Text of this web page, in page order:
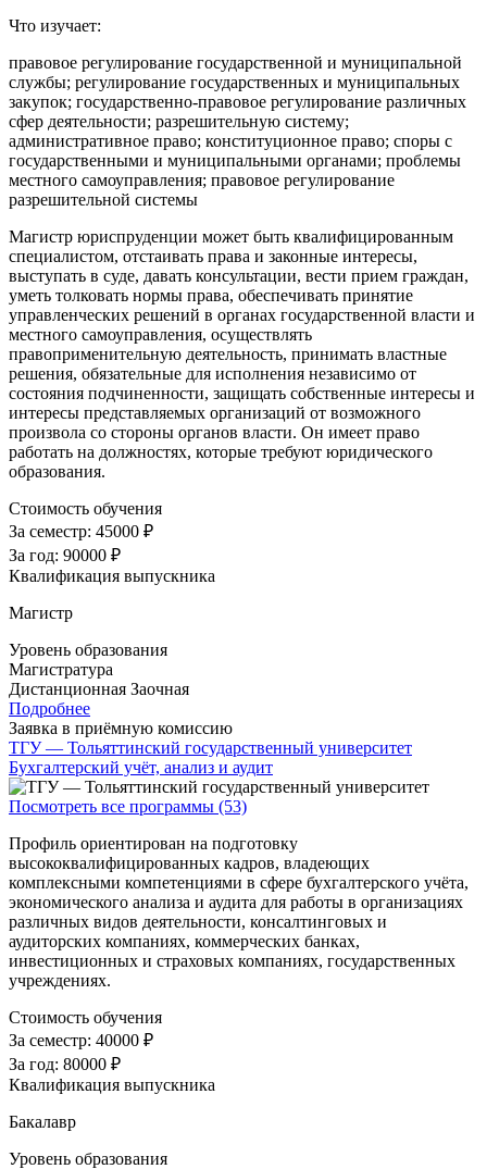
Что изучает:
правовое регулирование государственной и муниципальной
службы; регулирование государственных и муниципальных
закупок; государственно-правовое регулирование различных
сфер деятельности; разрешительную систему;
административное право; конституционное право; споры с
государственными и муниципальными органами; проблемы
местного самоуправления; правовое регулирование
разрешительной системы
Магистр юриспруденции может быть квалифицированным
специалистом, отстаивать права и законные интересы,
выступать в суде, давать консультации, вести прием граждан,
уметь толковать нормы права, обеспечивать принятие
управленческих решений в органах государственной власти и
местного самоуправления, осуществлять
правоприменительную деятельность, принимать властные
решения, обязательные для исполнения независимо от
состояния подчиненности, защищать собственные интересы и
интересы представляемых организаций от возможного
произвола со стороны органов власти. Он имеет право
работать на должностях, которые требуют юридического
образования.
Стоимость обучения
За семестр: 45000 ₽
За год: 90000 ₽
Квалификация выпускника
Магистр
Уровень образования
Магистратура
Дистанционная Заочная
Подробнее
Заявка в приёмную комиссию
ТГУ — Тольяттинский государственный университет
Бухгалтерский учёт, анализ и аудит
Посмотреть все программы (53)
Профиль ориентирован на подготовку
высококвалифицированных кадров, владеющих
комплексными компетенциями в сфере бухгалтерского учёта,
экономического анализа и аудита для работы в организациях
различных видов деятельности, консалтинговых и
аудиторских компаниях, коммерческих банках,
инвестиционных и страховых компаниях, государственных
учреждениях.
Стоимость обучения
За семестр: 40000 ₽
За год: 80000 ₽
Квалификация выпускника
Бакалавр
Уровень образования